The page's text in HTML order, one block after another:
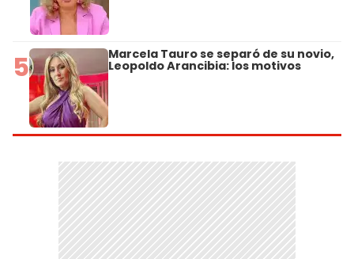
5 Marcela Tauro se separó de su novio,
Leopoldo Arancibia: los motivos